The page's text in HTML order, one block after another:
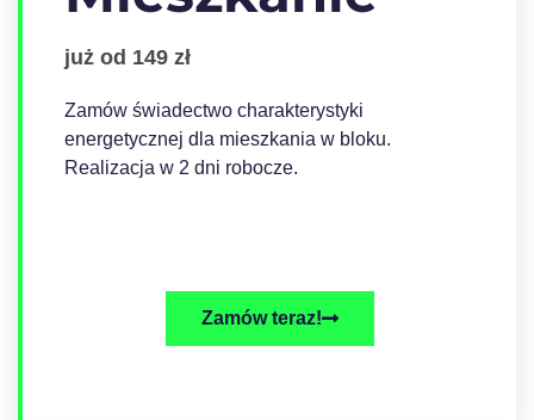
już od 149 zł
Zamów świadectwo charakterystyki
energetycznej dla mieszkania w bloku.
Realizacja w 2 dni robocze.
Zamów teraz!